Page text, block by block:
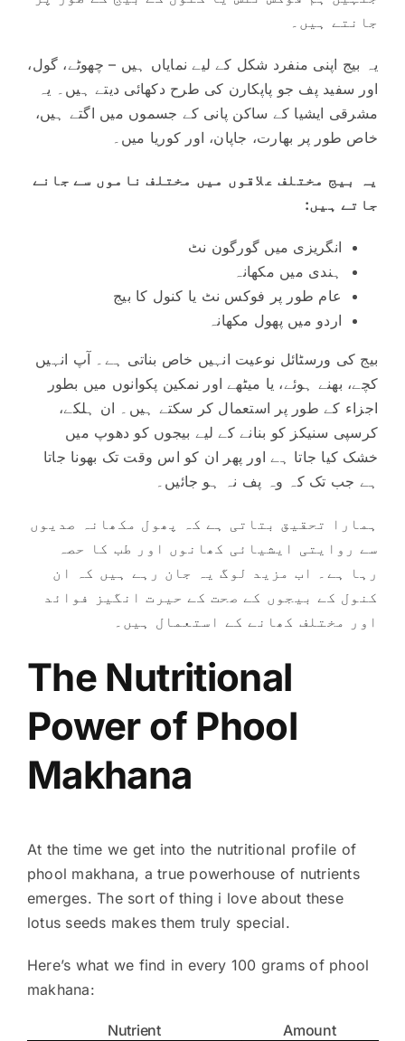
جانتے ہیں۔
یہ بیج اپنی منفرد شکل کے لیے نمایاں ہیں – چھوٹے، گول،
اور سفید پف جو پاپکارن کی طرح دکھائی دیتے ہیں۔ یہ
مشرقی ایشیا کے ساکن پانی کے جسموں میں اگتے ہیں،
خاص طور پر بھارت، جاپان، اور کوریا میں۔
یہ بیج مختلف علاقوں میں مختلف ناموں سے جانے
جاتے ہیں:
انگریزی میں گورگون نٹ
ہندی میں مکھانہ
عام طور پر فوکس نٹ یا کنول کا بیج
اردو میں پھول مکھانہ
بیج کی ورسٹائل نوعیت انہیں خاص بناتی ہے۔ آپ انہیں
کچے، بھنے ہوئے، یا میٹھے اور نمکین پکوانوں میں بطور
اجزاء کے طور پر استعمال کر سکتے ہیں۔ ان ہلکے،
کرسپی سنیکز کو بنانے کے لیے بیجوں کو دھوپ میں
خشک کیا جاتا ہے اور پھر ان کو اس وقت تک بھونا جاتا
ہے جب تک کہ وہ پف نہ ہو جائیں۔
ہمارا تحقیق بتاتی ہے کہ پھول مکھانہ صدیوں
سے روایتی ایشیائی کھانوں اور طب کا حصہ
رہا ہے۔ اب مزید لوگ یہ جان رہے ہیں کہ ان
کنول کے بیجوں کے صحت کے حیرت انگیز فوائد
اور مختلف کھانے کے استعمال ہیں۔
The Nutritional
Power of Phool
Makhana
At the time we get into the nutritional profile of
phool makhana, a true powerhouse of nutrients
emerges. The sort of thing i love about these
lotus seeds makes them truly special.
Here’s what we find in every 100 grams of phool
makhana:
Nutrient
Amount